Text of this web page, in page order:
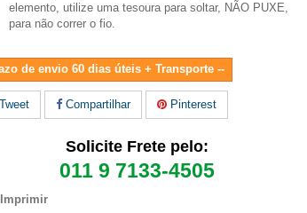
elemento, utilize uma tesoura para soltar, NÃO PUXE,
para não correr o fio.
de envio 60 dias úteis + Transporte --
Tweet Compartilhar Pinterest
Solicite Frete pelo:
011 9 7133-4505
Imprimir